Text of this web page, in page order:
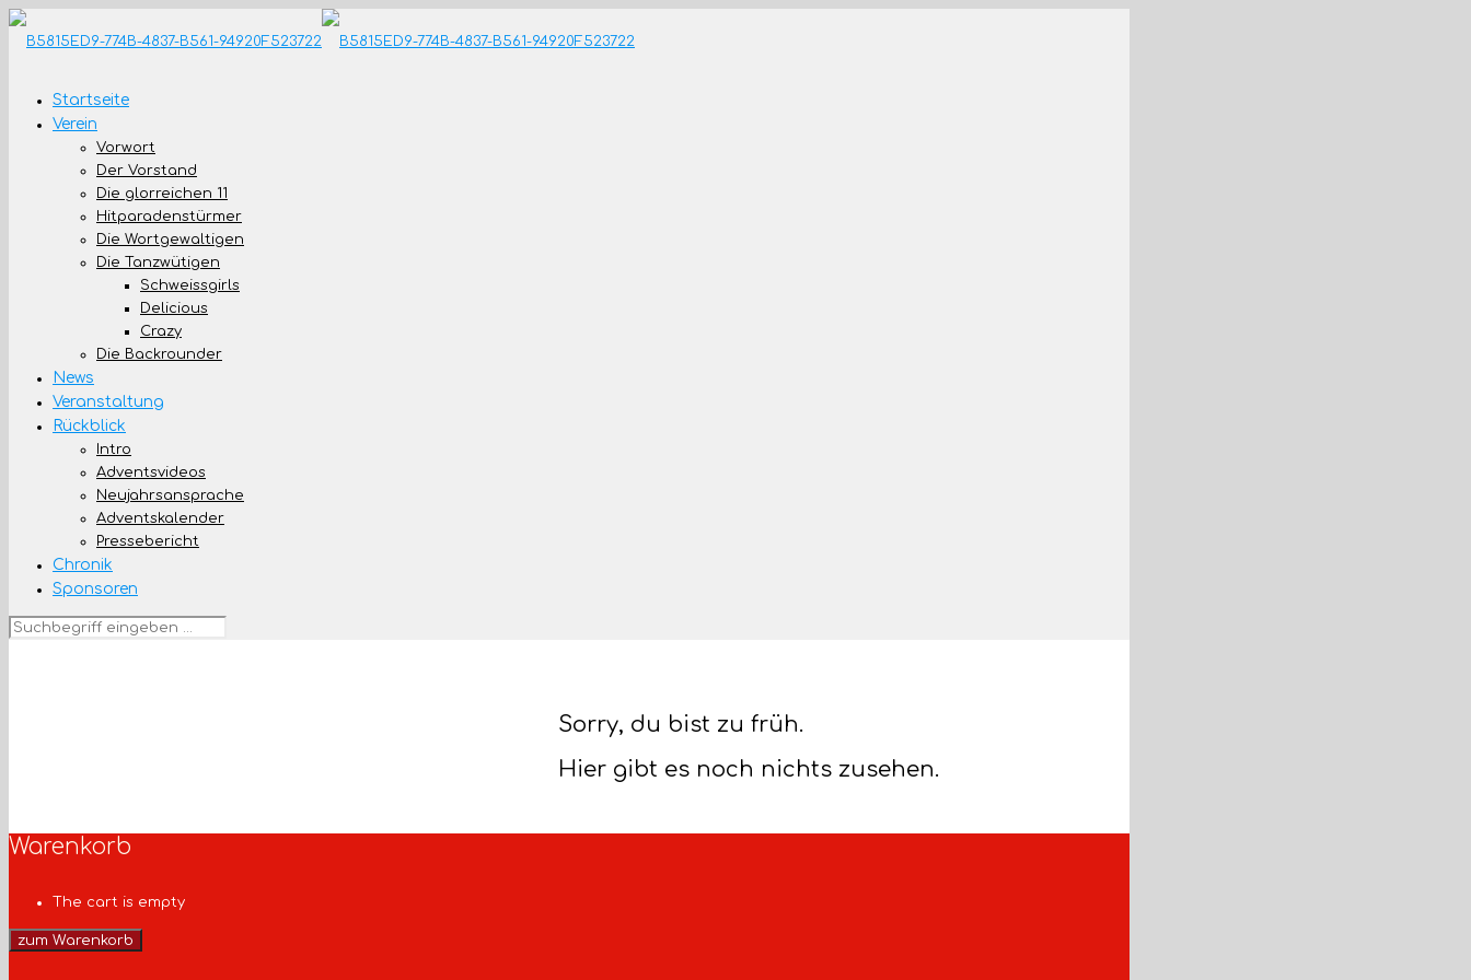
Startseite
Verein
Vorwort
Der Vorstand
Die glorreichen 11
Hitparadenstürmer
Die Wortgewaltigen
Die Tanzwütigen
Schweissgirls
Delicious
Crazy
Die Backrounder
News
Veranstaltung
Rückblick
Intro
Adventsvideos
Neujahrsansprache
Adventskalender
Pressebericht
Chronik
Sponsoren
Sorry, du bist zu früh.
Hier gibt es noch nichts zusehen.
Warenkorb
The cart is empty
zum Warenkorb